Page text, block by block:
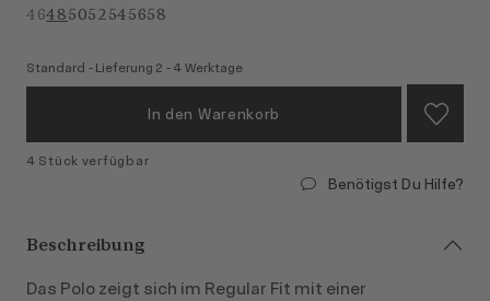
46485052545658
Standard - Lieferung 2 - 4 Werktage
In den Warenkorb
4 Stück verfügbar
Benötigst Du Hilfe?
Beschreibung
Das Polo zeigt sich im Regular Fit mit einer